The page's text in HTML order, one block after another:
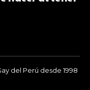
del Perú desde 1998